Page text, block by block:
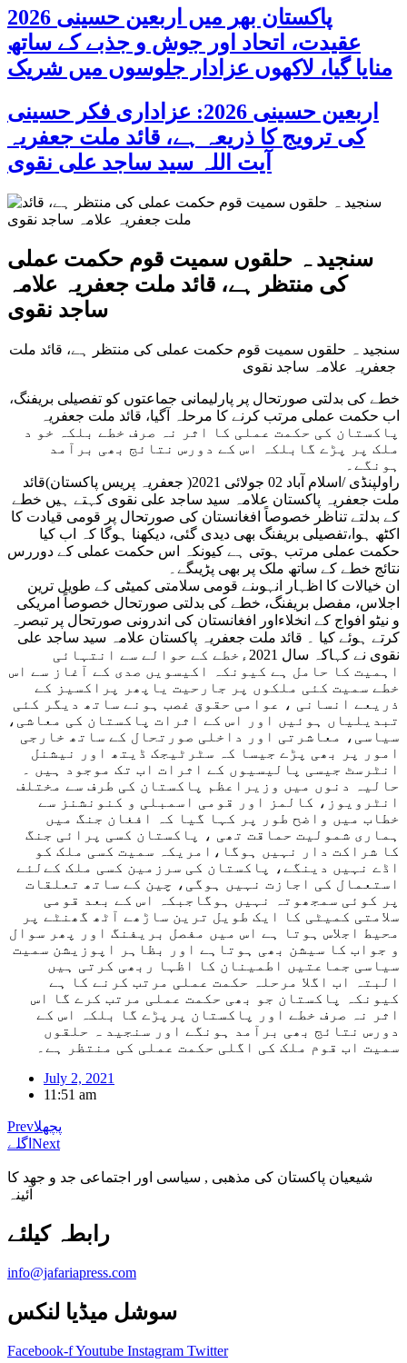
پاکستان بھر میں اربعین حسینی 2026
عقیدت، اتحاد اور جوش و جذبے کے ساتھ
منایا گیا، لاکھوں عزادار جلوسوں میں شریک
اربعین حسینی 2026: عزاداری فکر حسینی
کی ترویج کا ذریعہ ہے، قائد ملت جعفریہ
آیت اللہ سید ساجد علی نقوی
سنجید ہ حلقوں سمیت قوم حکمت عملی
کی منتظر ہے، قائد ملت جعفریہ علامہ
ساجد نقوی
سنجید ہ حلقوں سمیت قوم حکمت عملی کی منتظر ہے، قائد ملت
خطے کی بدلتی صورتحال پر پارلیمانی جماعتوں کو تفصیلی بریفنگ،
اب حکمت عملی مرتب کرنے کا مرحلہ آگیا، قائد ملت جعفریہ
پاکستان کی حکمت عملی کا اثر نہ صرف خطے بلکہ خو د
ملک پر پڑے گابلکہ اس کے دورس نتائج بھی برآمد
ہونگے۔
راولپنڈی /اسلام آباد 02 جولائی 2021( جعفریہ پریس پاکستان)قائد
ملت جعفریہ پاکستان علامہ سید ساجد علی نقوی کہتے ہیں خطے
کے بدلتے تناظر خصوصاً افغانستان کی صورتحال پر قومی قیادت کا
اکٹھ ہوا،تفصیلی بریفنگ بھی دیدی گئی، دیکھنا ہوگا کہ اب کیا
حکمت عملی مرتب ہوتی ہے کیونکہ اس حکمت عملی کے دوررس
نتائج خطے کے ساتھ ملک پر بھی پڑیںگے۔
ان خیالات کا اظہار انہوںنے قومی سلامتی کمیٹی کے طویل ترین
اجلاس، مفصل بریفنگ، خطے کی بدلتی صورتحال خصوصاً امریکی
و نیٹو افواج کے انخلاءاور افغانستان کی اندرونی صورتحال پر تبصرہ
کرتے ہوئے کیا ۔ قائد ملت جعفریہ پاکستان علامہ سید ساجد علی
نقوی نے کہاکہ سال 2021ءخطے کے حوالے سے انتہائی
اہمیت کا حامل ہے کیونکہ اکیسویں صدی کے آغاز سے اس
خطے سمیت کئی ملکوں پر جارحیت یاپھر پراکسیز کے
ذریعے انسانی ، عوامی حقوق غصب ہونے ساتھ دیگر کئی
تبدیلیاں ہوئیں اور اس کے اثرات پاکستان کی معاشی،
سیاسی، معاشرتی اور داخلی صورتحال کے ساتھ خارجی
امور پر بھی پڑے جیسا کہ سٹرٹیجک ڈیتھ اور نیشنل
انٹرسٹ جیسی پالیسیوں کے اثرات اب تک موجود ہیں ۔
حالیہ دنوں میں وزیراعظم پاکستان کی طرف سے مختلف
انٹرویوز، کالمز اور قومی اسمبلی و کنونشنز سے
خطاب میں واضح طور پر کہا گیا کہ افغان جنگ میں
ہماری شمولیت حماقت تھی ، پاکستان کسی پرائی جنگ
کا شراکت دار نہیں ہوگا،امریکہ سمیت کسی ملک کو
اڈے نہیں دینگے، پاکستان کی سرزمین کسی ملک کےلئے
استعمال کی اجازت نہیں ہوگی، چین کے ساتھ تعلقات
پر کوئی سمجھوتہ نہیں ہوگاجبکہ اس کے بعد قومی
سلامتی کمیٹی کا ایک طویل ترین ساڑھے آٹھ گھنٹے پر
محیط اجلاس ہوتا ہے اس میں مفصل بریفنگ اور پھر سوال
و جواب کا سیشن بھی ہوتاہے اور بظاہر اپوزیشن سمیت
سیاسی جماعتیں اطمینان کا اظہا ربھی کرتی ہیں
البتہ اب اگلا مرحلہ حکمت عملی مرتب کرنے کا ہے
کیونکہ پاکستان جو بھی حکمت عملی مرتب کرے گا اس
اثر نہ صرف خطے اور پاکستان پرپڑے گا بلکہ اس کے
دورس نتائج بھی برآمد ہونگے اور سنجید ہ حلقوں
سمیت اب قوم ملک کی اگلی حکمت عملی کی منتظر ہے۔
July 2, 2021
11:51 am
Prevپچھلا
اگلے Next
شیعیان پاکستان کی مذهبی , سیاسی اور اجتماعی جد و جهد کا
آئینہ
info@jafariapress.com​
سوشل میڈیا لنکس
Facebook-fYoutube Instagram Twitter